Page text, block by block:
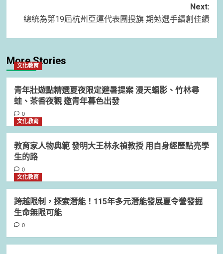
Next:
總統為第19屆杭州亞運代表團授旗 期勉選手續創佳績
More Stories
文化教育
青年壯遊點精選夏夜限定避暑提案 漫天蝠影、竹林尋
蛙、茶香夜觀 邀青年暮色出發
0
文化教育
教育家人物典範 發明大王林永禎教授 用自身經歷點亮學
生的路
0
文化教育
跨越限制，探索潛能！115年多元潛能發展夏令營發掘
生命無限可能
0